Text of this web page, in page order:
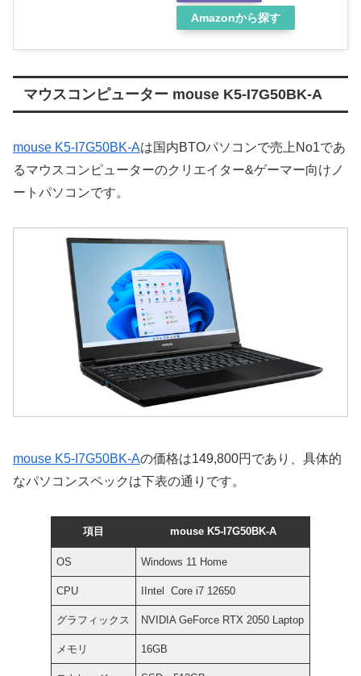
Amazonから探す
マウスコンピューター mouse K5-I7G50BK-A
mouse K5-I7G50BK-Aは国内BTOパソコンで売上No1であ
るマウスコンピューターのクリエイター&ゲーマー向けノ
ートパソコンです。
mouse K5-I7G50BK-Aの価格は149,800円であり、具体的
なパソコンスペックは下表の通りです。
項目 mouse K5-I7G50BK-A
OS Windows 11 Home
CPU IIntel Core i7 12650
グラフィックス NVIDIA GeForce RTX 2050 Laptop
メモリ 16GB